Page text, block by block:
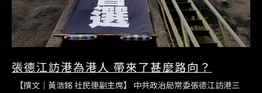
張德江訪港為港人 帶來了甚麼路向？
【撰文｜黃浩銘 社民連副主席】 中共政治局常委張德江訪港三